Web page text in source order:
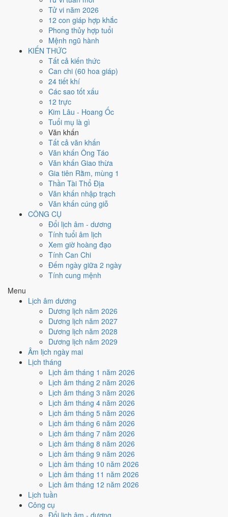
Tử vi năm 2026
12 con giáp hợp khắc
Phong thủy hợp tuổi
Mệnh ngũ hành
KIẾN THỨC
Tất cả kiến thức
Can chi (60 hoa giáp)
24 tiết khí
Các sao tốt xấu
12 trực
Kim Lâu - Hoang Ốc
Tuổi mụ là gì
Văn khấn
Tất cả văn khấn
Văn khấn Ông Táo
Văn khấn Giao thừa
Gia tiên Rằm, mùng 1
Thần Tài Thổ Địa
Văn khấn nhập trạch
Văn khấn cúng giỗ
CÔNG CỤ
Đổi lịch âm - dương
Tính tuổi âm lịch
Xem giờ hoàng đạo
Tính Can Chi
Đếm ngày giữa 2 ngày
Tính cung mệnh
Menu
Lịch âm dương
Dương lịch năm 2026
Dương lịch năm 2027
Dương lịch năm 2028
Dương lịch năm 2029
Âm lịch ngày mai
Lịch tháng
Lịch âm tháng 1 năm 2026
Lịch âm tháng 2 năm 2026
Lịch âm tháng 3 năm 2026
Lịch âm tháng 4 năm 2026
Lịch âm tháng 5 năm 2026
Lịch âm tháng 6 năm 2026
Lịch âm tháng 7 năm 2026
Lịch âm tháng 8 năm 2026
Lịch âm tháng 9 năm 2026
Lịch âm tháng 10 năm 2026
Lịch âm tháng 11 năm 2026
Lịch âm tháng 12 năm 2026
Lịch tuần
Công cụ
Đổi lịch âm - dương
Kim Quỹ hoàng đạo. Điểm trung bình 7 việc chính
Ngày Bình Hòa, phù hợp với công việc thường ngày.
Thân, Thìn, Sửuhợp ngày; tuổi
Ngày 18/12/2021 tốt hay xấu cho
việc gì?
Ngày 18/12/2021 đạt5.9/10trung bình cho 7 việc chính: cao nhất là
Kết bạn - gặp gỡ (8/10)
Trực Kiến (ngày khởi sự, mở đầu) nhưng gặp Sao Kim Quỹ hoàng đạo
nên điểm từng việc chênh nhau như bảng dưới.
Cưới hỏi - đính hôn
Trung bình
Cưới hỏi - đính hôn hôm nay ở
Ngày Hoàng Đạo, nhưng Sao Đê kéo giảm điểm.
Cách tính ngày tốt
Khai trương - mở cửa hàng
Tốt
Khai trương - mở cửa hàng hôm nay ở
Ngày Hoàng Đạo.
Cách tính ngày tốt
Ký hợp đồng - giao ước
Tốt
Ký hợp đồng - giao ước hôm nay ở
Ngày Hoàng Đạo.
Cách tính ngày tốt
🏗️
Động thổ - khởi công
Tốt
Động thổ - khởi công hôm nay ở
Hoàng Đạo.
Cách tính ngày tốt
🏡 Nhập trạch - vào nhà mới
Tốt
Nhập trạch - vào nhà mới hôm nay ở
Ngày Hoàng Đạo.
Cách tính ngày tốt
Mua xe - tậu xe
Tốt
Mua xe - tậu xe hôm nay ởmức tốt (6/10)
Hoàng Đạo.
Cách tính ngày tốt
Xuất hành - đi xa
Tốt
Xuất hành - đi xa hôm nay ở
Hoàng Đạo